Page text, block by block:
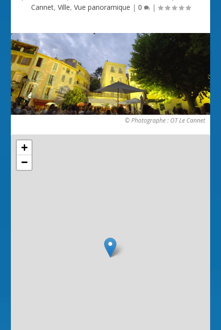
Cannet, Ville, Vue panoramique | 0 |
© Photographe : OT Le Cannet
+
−